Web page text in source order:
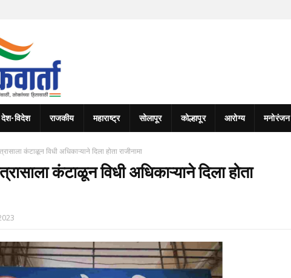
देश-विदेश राजकीय महाराष्ट्र सोलापूर कोल्हापूर आरोग्य मनोरंजन
कंटाळून विधी अधिकाऱ्याने दिला होता राजीनामा
कंटाळून विधी अधिकाऱ्याने दिला होता